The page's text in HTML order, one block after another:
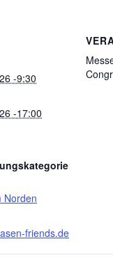
-9:30
-17:00
Norden
friends.de